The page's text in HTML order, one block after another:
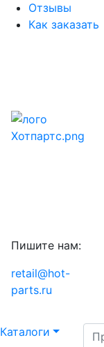
Отзывы
Как заказать
Пишите нам:
retail@hot-
parts.ru
Каталоги